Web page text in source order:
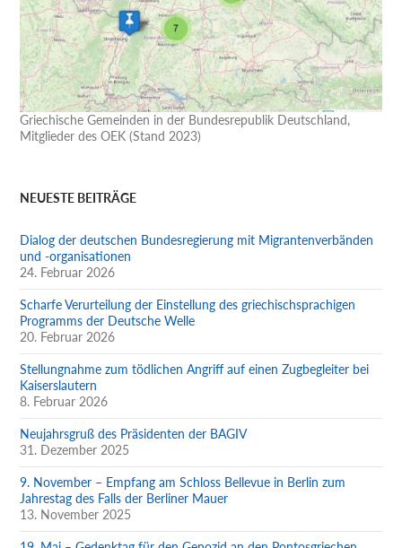
Griechische Gemeinden in der Bundesrepublik Deutschland,
Mitglieder des OEK (Stand 2023)
NEUESTE BEITRÄGE
Dialog der deutschen Bundesregierung mit Migrantenverbänden
und -organisationen
24. Februar 2026
Scharfe Verurteilung der Einstellung des griechischsprachigen
Programms der Deutsche Welle
20. Februar 2026
Stellungnahme zum tödlichen Angriff auf einen Zugbegleiter bei
Kaiserslautern
8. Februar 2026
Neujahrsgruß des Präsidenten der BAGIV
31. Dezember 2025
9. November – Empfang am Schloss Bellevue in Berlin zum
Jahrestag des Falls der Berliner Mauer
13. November 2025